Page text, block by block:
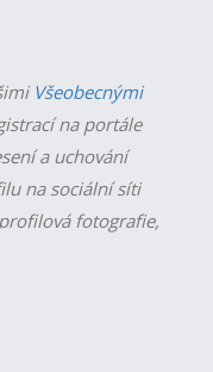
Všeobecnými
na portále
a uchování
na sociální síti
fotografie,